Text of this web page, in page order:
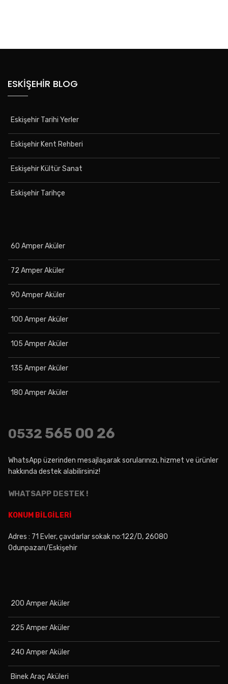
ESKIŞEHIR BLOG
Eskişehir Tarihi Yerler
Eskişehir Kent Rehberi
Eskişehir Kültür Sanat
Eskişehir Tarihçe
60 Amper Aküler
72 Amper Aküler
90 Amper Aküler
100 Amper Aküler
105 Amper Aküler
135 Amper Aküler
180 Amper Aküler
0532 565 00 26
WhatsApp üzerinden mesajlaşarak sorularınızı, hizmet ve ürünler
hakkında destek alabilirsiniz!
WHATSAPP DESTEK !
KONUM BİLGİLERİ
Adres : 71 Evler, çavdarlar sokak no:122/D, 26080
Odunpazarı/Eskişehir
200 Amper Aküler
225 Amper Aküler
240 Amper Aküler
Binek Araç Aküleri